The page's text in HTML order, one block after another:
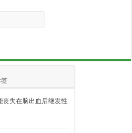
丧失在脑出血后继发性